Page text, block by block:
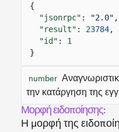
{
"jsonrpc" : "2.0" ,
"result" : 23784,
"id" :
1
}
number
την κατάργηση της
Μορφή ειδοποίησης:
Η μορφή της